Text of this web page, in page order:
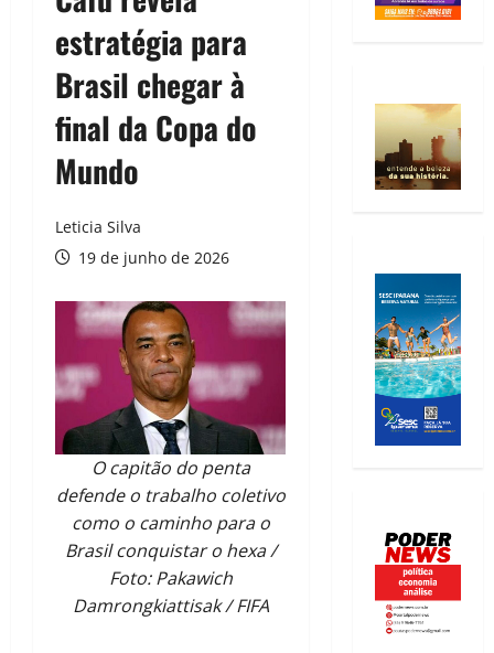
estratégia para
Brasil chegar à
final da Copa do
Mundo
Leticia Silva
19 de junho de 2026
O capitão do penta
defende o trabalho coletivo
como o caminho para o
Brasil conquistar o hexa /
Foto: Pakawich
Damrongkiattisak / FIFA